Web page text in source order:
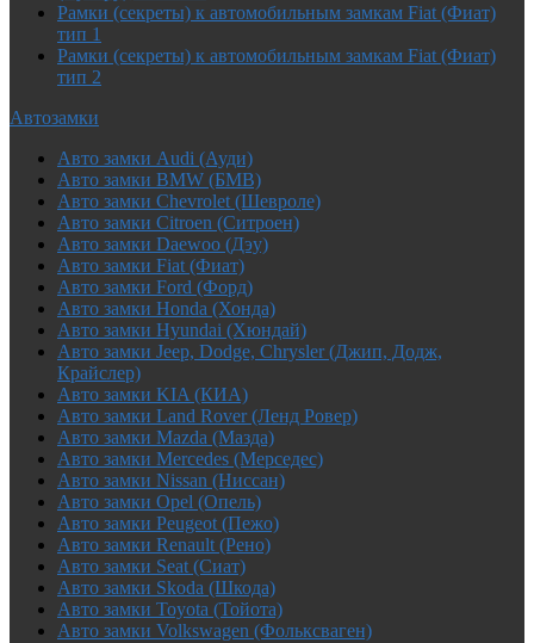
Рамки (секреты) к автомобильным замкам Fiat (Фиат)
тип 1
Рамки (секреты) к автомобильным замкам Fiat (Фиат)
тип 2
Автозамки
Авто замки Audi (Ауди)
Авто замки BMW (БМВ)
Авто замки Chevrolet (Шевроле)
Авто замки Citroen (Ситроен)
Авто замки Daewoo (Дэу)
Авто замки Fiat (Фиат)
Авто замки Ford (Форд)
Авто замки Honda (Хонда)
Авто замки Hyundai (Хюндай)
Авто замки Jeep, Dodge, Chrysler (Джип, Додж,
Крайслер)
Авто замки KIA (КИА)
Авто замки Land Rover (Ленд Ровер)
Авто замки Mazda (Мазда)
Авто замки Mercedes (Мерседес)
Авто замки Nissan (Ниссан)
Авто замки Opel (Опель)
Авто замки Peugeot (Пежо)
Авто замки Renault (Рено)
Авто замки Seat (Сиат)
Авто замки Skoda (Шкода)
Авто замки Toyota (Тойота)
Авто замки Volkswagen (Фольксваген)